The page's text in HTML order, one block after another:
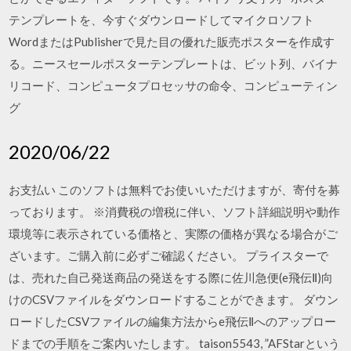
テンプレートを、今すぐダウンロードしてマイクロソフト
WordまたはPublisherで見た目の優れた販売ポスターを作成す
る。ニースセールポスターテンプレートは、ビット列、バイナ
リコード、コンピュータプロセッサの命令、コンピューティン
グ
2020/06/22
お支払い このソフトは無料でお使いいただけますが、寄付を募
っております。 ※消費税の増税に伴い、ソフト詳細説明や動作
環境等に表示されている価格と、実際の価格が異なる場合がご
ざいます。ご購入前に必ずご確認ください。 プライスターで
は、売れた自己発送商品の発送をする際に佐川急便(e飛伝Ⅱ)向
けのCSVファイルをダウンロードすることができます。 ダウン
ロードしたCSVファイルの編集方法からe飛伝Ⅱへのアップロー
ドまでの手順をご案内いたします。 taison5543, ”AFStarという